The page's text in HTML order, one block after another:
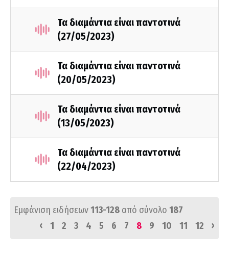
Τα διαμάντια είναι παντοτινά
(27/05/2023)
Τα διαμάντια είναι παντοτινά
(20/05/2023)
Τα διαμάντια είναι παντοτινά
(13/05/2023)
Τα διαμάντια είναι παντοτινά
(22/04/2023)
Εμφάνιση ειδήσεων113-128 από σύνολο 187
‹
1 2 3 4 5 6 7 8 9 10 11 12 ›